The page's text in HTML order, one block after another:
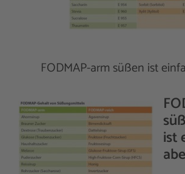
FODMAP-arm süßen ist
ist